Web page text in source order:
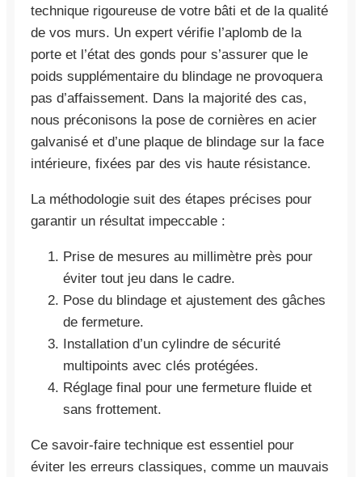
technique rigoureuse de votre bâti et de la qualité
de vos murs. Un expert vérifie l’aplomb de la
porte et l’état des gonds pour s’assurer que le
poids supplémentaire du blindage ne provoquera
pas d’affaissement. Dans la majorité des cas,
nous préconisons la pose de cornières en acier
galvanisé et d’une plaque de blindage sur la face
intérieure, fixées par des vis haute résistance.
La méthodologie suit des étapes précises pour
garantir un résultat impeccable :
Prise de mesures au millimètre près pour
éviter tout jeu dans le cadre.
Pose du blindage et ajustement des gâches
de fermeture.
Installation d’un cylindre de sécurité
multipoints avec clés protégées.
Réglage final pour une fermeture fluide et
sans frottement.
Ce savoir-faire technique est essentiel pour
éviter les erreurs classiques, comme un mauvais